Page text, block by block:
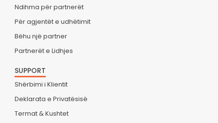
Ndihma për partnerët
Për agjentët e udhëtimit
Bëhu një partner
Partnerët e Lidhjes
SUPPORT
Shërbimi i Klientit
Deklarata e Privatësisë
Termat & Kushtet